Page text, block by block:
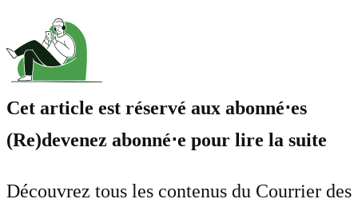
Cet article est réservé aux abonné⋅es
(Re)devenez abonné⋅e pour lire la suite
Découvrez tous les contenus du Courrier des